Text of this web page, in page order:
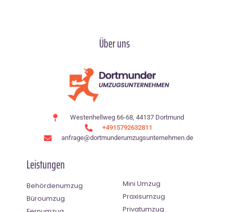
Über uns
Westenhellweg 66-68, 44137 Dortmund
+4915792632811
anfrage@dortmunderumzugsunternehmen.de
Leistungen
Behördenumzug
Büroumzug
Mini Umzug
Praxisumzug
Privatumzug